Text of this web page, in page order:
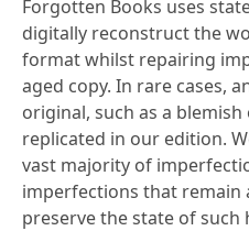
Forgotten Books uses
digitally reconstruct the
format whilst repairing
aged copy. In rare cases,
original, such as a
replicated in our edition.
vast majority of
imperfections that
preserve the state of such